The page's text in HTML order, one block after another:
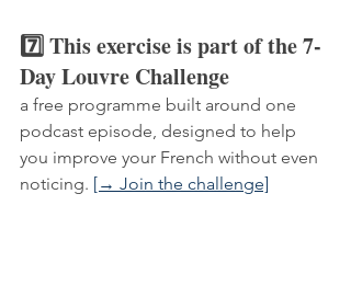
7️⃣ This exercise is part of the 7-
Day Louvre Challenge
a free programme built around one
podcast episode, designed to help
you improve your French without even
noticing. [→ Join the challenge]